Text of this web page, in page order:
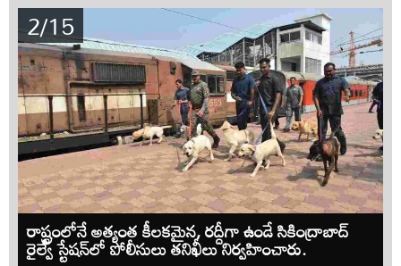
2/15
రాష్ట్రంలోనే అత్యంత కీలకమైన, రద్దీగా ఉండే సికింద్రాబాద్
రైల్వే స్టేషన్‌లో పోలీసులు తనిఖీలు నిర్వహించారు.